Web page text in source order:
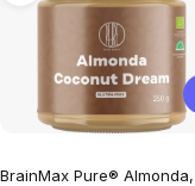
BrainMax Pure® Almonda,